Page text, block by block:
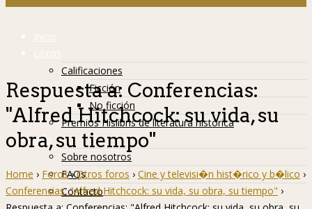
Inicio
Libros
Calificaciones
Ficción
No ficción
Premios Hislibris de literatura histórica
Info
Sobre nosotros
FAQs
Contacto
Respuesta a: Conferencias:
"Alfred Hitchcock: su vida, su
obra, su tiempo"
Home › Foros › Otros foros › Cine y televisi�n hist�rico y b�lico ›
Conferencias: "Alfred Hitchcock: su vida, su obra, su tiempo" ›